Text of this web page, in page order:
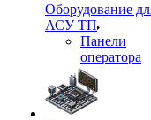
Оборудование
АСУ ТП
Панели
оператора